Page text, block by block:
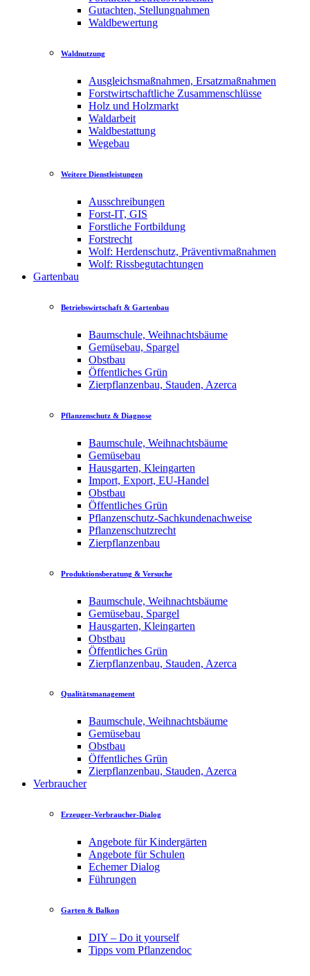
Gutachten, Stellungnahmen
Waldbewertung
Waldnutzung
Ausgleichsmaßnahmen, Ersatzmaßnahmen
Forstwirtschaftliche Zusammenschlüsse
Holz und Holzmarkt
Waldarbeit
Waldbestattung
Wegebau
Weitere Dienstleistungen
Ausschreibungen
Forst-IT, GIS
Forstliche Fortbildung
Forstrecht
Wolf: Herdenschutz, Präventivmaßnahmen
Wolf: Rissbegutachtungen
Gartenbau
Betriebswirtschaft & Gartenbau
Baumschule, Weihnachtsbäume
Gemüsebau, Spargel
Obstbau
Öffentliches Grün
Zierpflanzenbau, Stauden, Azerca
Pflanzenschutz & Diagnose
Baumschule, Weihnachtsbäume
Gemüsebau
Hausgarten, Kleingarten
Import, Export, EU-Handel
Obstbau
Öffentliches Grün
Pflanzenschutz-Sachkundenachweise
Pflanzenschutzrecht
Zierpflanzenbau
Produktionsberatung & Versuche
Baumschule, Weihnachtsbäume
Gemüsebau, Spargel
Hausgarten, Kleingarten
Obstbau
Öffentliches Grün
Zierpflanzenbau, Stauden, Azerca
Qualitätsmanagement
Baumschule, Weihnachtsbäume
Gemüsebau
Obstbau
Öffentliches Grün
Zierpflanzenbau, Stauden, Azerca
Verbraucher
Erzeuger-Verbraucher-Dialog
Angebote für Kindergärten
Angebote für Schulen
Echemer Dialog
Führungen
Garten & Balkon
DIY – Do it yourself
Tipps vom Pflanzendoc